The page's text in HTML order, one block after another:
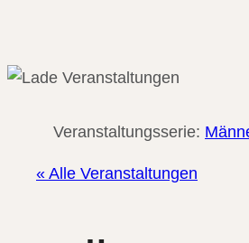
Veranstaltungsserie:
« Alle Veranstaltungen